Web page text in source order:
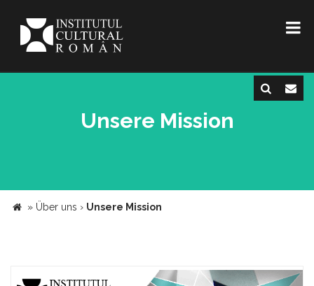
Unsere Mission
» Über uns › Unsere Mission